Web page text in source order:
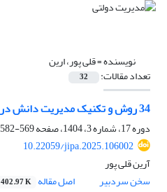
نویسنده =قلی پور، ارین
تعداد مقالات: 32
34 روش و تکنیک مدیریت دانش در سازمان‏‌ها
دوره 17، شماره 3، 1404، صفحه
569-582
10.22059/jipa.2025.106002
آرین قلی پور
سخن سردبیر
اصل مقاله 402.97 K